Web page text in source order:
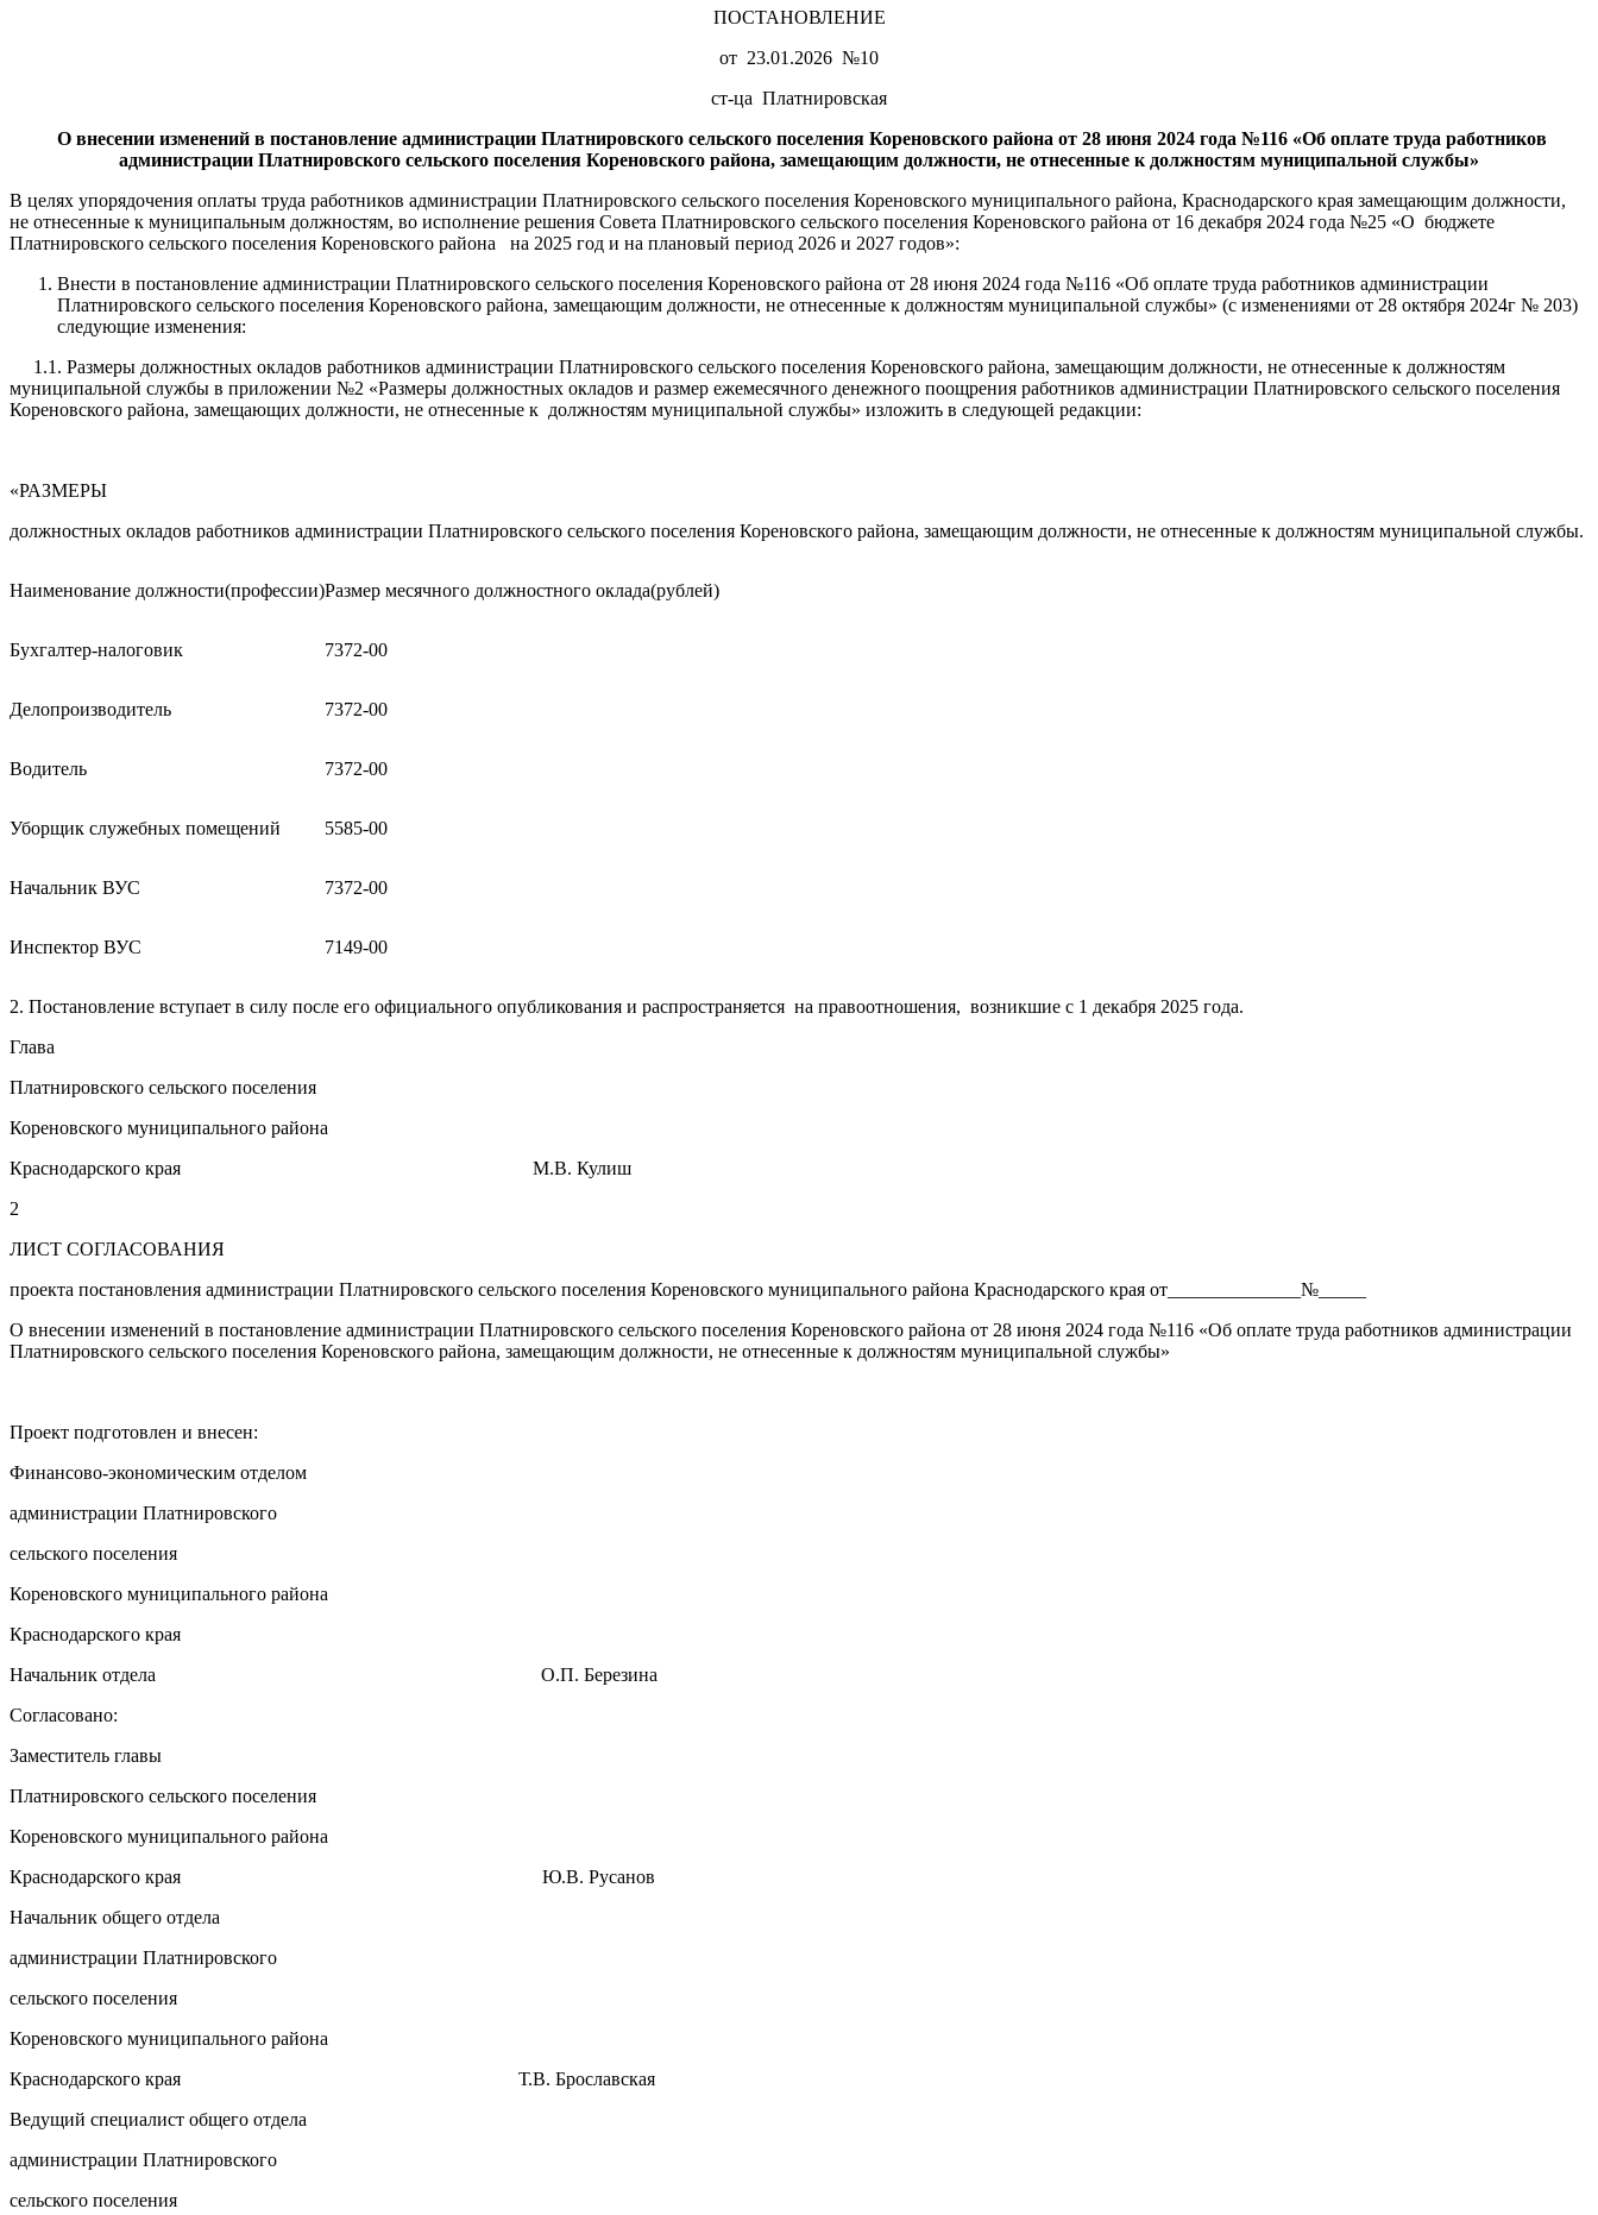
ПОСТАНОВЛЕНИЕ
от 23.01.2026 №10
ст-ца Платнировская
О внесении изменений в постановление администрации Платнировского сельского поселения Кореновского района от 28 июня 2024 года №116 «Об оплате труда работников
администрации Платнировского сельского поселения Кореновского района, замещающим должности, не отнесенные к должностям муниципальной службы»
В целях упорядочения оплаты труда работников администрации Платнировского сельского поселения Кореновского муниципального района, Краснодарского края замещающим должности,
не отнесенные к муниципальным должностям, во исполнение решения Совета Платнировского сельского поселения Кореновского района от 16 декабря 2024 года №25 «О бюджете
Платнировского сельского поселения Кореновского района на 2025 год и на плановый период 2026 и 2027 годов»:
Внести в постановление администрации Платнировского сельского поселения Кореновского района от 28 июня 2024 года №116 «Об оплате труда работников администрации
Платнировского сельского поселения Кореновского района, замещающим должности, не отнесенные к должностям муниципальной службы» (с изменениями от 28 октября 2024г № 203)
следующие изменения:
1.1. Размеры должностных окладов работников администрации Платнировского сельского поселения Кореновского района, замещающим должности, не отнесенные к должностям
муниципальной службы в приложении №2 «Размеры должностных окладов и размер ежемесячного денежного поощрения работников администрации Платнировского сельского поселения
Кореновского района, замещающих должности, не отнесенные к должностям муниципальной службы» изложить в следующей редакции:
«РАЗМЕРЫ
должностных окладов работников администрации Платнировского сельского поселения Кореновского района, замещающим должности, не отнесенные к должностям муниципальной службы.
Наименование должности(профессии)Размер месячного должностного оклада(рублей)
Бухгалтер-налоговик 7372-00
Делопроизводитель 7372-00
Водитель 7372-00
Уборщик служебных помещений 5585-00
Начальник ВУС 7372-00
Инспектор ВУС 7149-00
2. Постановление вступает в силу после его официального опубликования и распространяется на правоотношения, возникшие с 1 декабря 2025 года.
Глава
Платнировского сельского поселения
Кореновского муниципального района
Краснодарского края М.В. Кулиш
2
ЛИСТ СОГЛАСОВАНИЯ
проекта постановления администрации Платнировского сельского поселения Кореновского муниципального района Краснодарского края от______________№_____
О внесении изменений в постановление администрации Платнировского сельского поселения Кореновского района от 28 июня 2024 года №116 «Об оплате труда работников администрации
Платнировского сельского поселения Кореновского района, замещающим должности, не отнесенные к должностям муниципальной службы»
Проект подготовлен и внесен:
Финансово-экономическим отделом
администрации Платнировского
сельского поселения
Кореновского муниципального района
Краснодарского края
Начальник отдела О.П. Березина
Согласовано:
Заместитель главы
Платнировского сельского поселения
Кореновского муниципального района
Краснодарского края Ю.В. Русанов
Начальник общего отдела
администрации Платнировского
сельского поселения
Кореновского муниципального района
Краснодарского края Т.В. Брославская
Ведущий специалист общего отдела
администрации Платнировского
сельского поселения